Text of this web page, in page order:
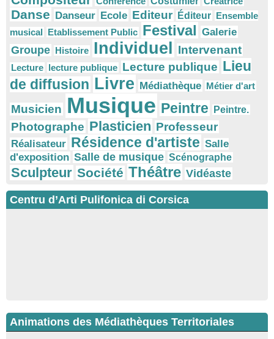
Danse Danseur Ecole Editeur Éditeur Ensemble
musical Etablissement Public Festival Galerie
Groupe Histoire Individuel Intervenant
Lecture lecture publique Lecture publique Lieu
de diffusion Livre Médiathèque Métier d'art
Musicien Musique Peintre Peintre.
Photographe Plasticien Professeur
Réalisateur Résidence d'artiste Salle
d'exposition Salle de musique Scénographe
Sculpteur Société Théâtre Vidéaste
Centru d’Arti Pulifonica di Corsica
Animations des Médiathèques Territoriales